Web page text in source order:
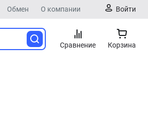
Обмен О компании Войти
Сравнение Корзина